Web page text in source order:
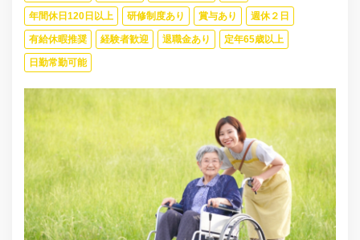
年間休日120日以上 研修制度あり 賞与あり 週休２日
有給休暇推奨 経験者歓迎 退職金あり 定年65歳以上
日勤常勤可能